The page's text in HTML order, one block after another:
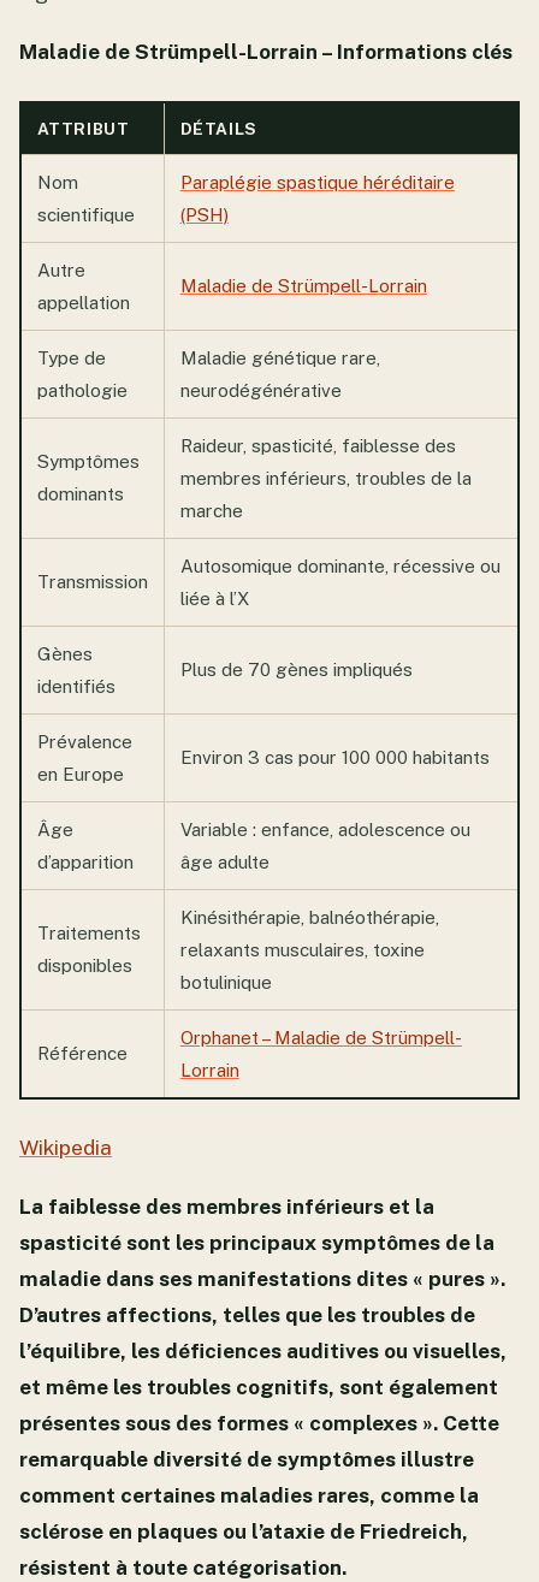
Maladie de Strümpell-Lorrain – Informations clés
ATTRIBUT DÉTAILS
Nom
scientifique
Paraplégie spastique héréditaire
(PSH)
Autre
appellation
Maladie de Strümpell-Lorrain
Type de
pathologie
Maladie génétique rare,
neurodégénérative
Symptômes
dominants
Raideur, spasticité, faiblesse des
membres inférieurs, troubles de la
marche
Transmission
Autosomique dominante, récessive ou
liée à l’X
Gènes
identifiés
Plus de 70 gènes impliqués
Prévalence
en Europe
Environ 3 cas pour 100 000 habitants
Âge
d’apparition
Variable : enfance, adolescence ou
âge adulte
Traitements
disponibles
Kinésithérapie, balnéothérapie,
relaxants musculaires, toxine
botulinique
Référence
Orphanet – Maladie de Strümpell-
Lorrain
Wikipedia
La faiblesse des membres inférieurs et la
spasticité sont les principaux symptômes de la
maladie dans ses manifestations dites « pures ».
D’autres affections, telles que les troubles de
l’équilibre, les déficiences auditives ou visuelles,
et même les troubles cognitifs, sont également
présentes sous des formes « complexes ». Cette
remarquable diversité de symptômes illustre
comment certaines maladies rares, comme la
sclérose en plaques ou l’ataxie de Friedreich,
résistent à toute catégorisation.